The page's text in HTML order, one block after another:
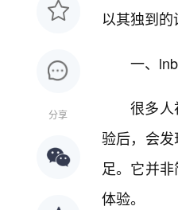
分享
以其独到
一、
很多
验后，会
足。它并
体验。